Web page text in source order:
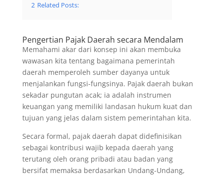
2 Related Posts:
Pengertian Pajak Daerah secara Mendalam
Memahami akar dari konsep ini akan membuka
wawasan kita tentang bagaimana pemerintah
daerah memperoleh sumber dayanya untuk
menjalankan fungsi-fungsinya. Pajak daerah bukan
sekadar pungutan acak; ia adalah instrumen
keuangan yang memiliki landasan hukum kuat dan
tujuan yang jelas dalam sistem pemerintahan kita.
Secara formal, pajak daerah dapat didefinisikan
sebagai kontribusi wajib kepada daerah yang
terutang oleh orang pribadi atau badan yang
bersifat memaksa berdasarkan Undang-Undang,